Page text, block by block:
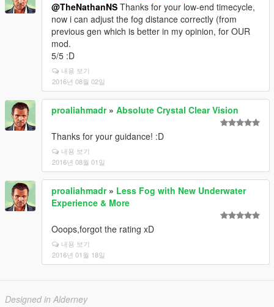
@TheNathanNS Thanks for your low-end timecycle,
now i can adjust the fog distance correctly (from
previous gen which is better in my opinion, for OUR
mod.
5/5 :D
내용 보기
2016년 08월 02일
proaliahmadr» Absolute Crystal Clear Vision
Thanks for your guidance! :D
내용 보기
2016년 08월 01일
proaliahmadr» Less Fog with New Underwater
Experience & More
Ooops,forgot the rating xD
내용 보기
2016년 01월 18일
Designed in Alderney